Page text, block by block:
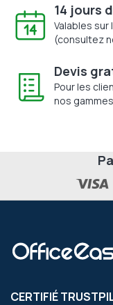
14 jours
Valables
(consultez
Devis
Pour les
nos
CERTIFIÉ